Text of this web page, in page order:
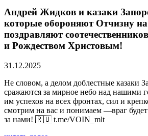
Андрей Жидков и казаки
которые обороняют Отчизну на
поздравляют
и Рождеством Христовым!
31.12.2025
Не словом, а делом доблестные казаки
сражаются за мирное небо над нашими
им успехов на всех фронтах, сил и
смотрим на вас и понимаем —враг будет
за нами! 🇷🇺 t.me/VOIN_mlt